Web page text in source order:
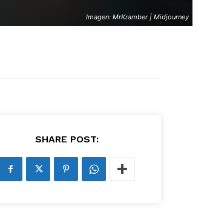
Imagen: MrKramber | Midjourney
SHARE POST: